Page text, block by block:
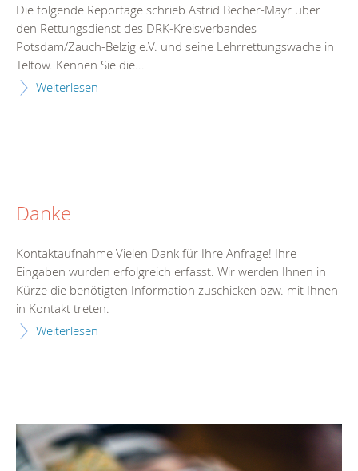
Die folgende Reportage schrieb Astrid Becher-Mayr über
den Rettungsdienst des DRK-Kreisverbandes
Potsdam/Zauch-Belzig e.V. und seine Lehrrettungswache in
Teltow. Kennen Sie die...
Weiterlesen
Danke
Kontaktaufnahme Vielen Dank für Ihre Anfrage! Ihre
Eingaben wurden erfolgreich erfasst. Wir werden Ihnen in
Kürze die benötigten Information zuschicken bzw. mit Ihnen
in Kontakt treten.
Weiterlesen